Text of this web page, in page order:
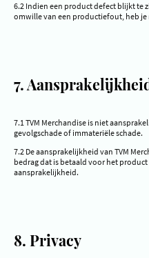
6.2 Indien een product defect blijkt te
omwille van een productiefout, heb
7.
7.1 TVM Merchandise is niet
gevolgschade of immateriële schade.
7.2 De aansprakelijkheid van TVM
bedrag dat is betaald voor het
aansprakelijkheid.
8. Privacy